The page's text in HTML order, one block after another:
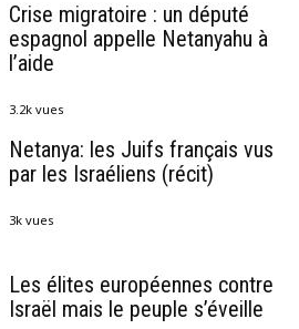
Crise migratoire : un député
espagnol appelle Netanyahu à
l’aide
3.2k vues
Netanya: les Juifs français vus
par les Israéliens (récit)
3k vues
Les élites européennes contre
Israël mais le peuple s’éveille